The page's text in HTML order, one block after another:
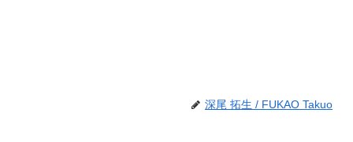
深尾 拓生 / FUKAO Takuo